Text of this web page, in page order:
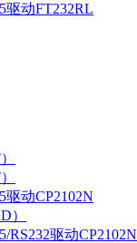
驱动FT232RL
驱动CP2102N
）
RS232驱动CP2102N